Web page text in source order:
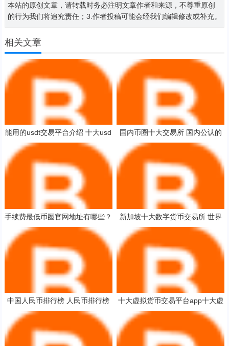
本站的原创文章，请转载时务必注明文章作者和来源，不尊重原创
的行为我们将追究责任；3.作者投稿可能会经我们编辑修改或补充。
相关文章
能用的usdt交易平台介绍 十大usd
t交易所最新名单
国内币圈十大交易所 国内公认的
比特币交易平台
手续费最低币圈官网地址有哪些？
最好使用币圈官网地址榜单一览
新加坡十大数字货币交易所 世界
虚拟币交易所
中国人民币排行榜 人民币排行榜
十大虚拟货币交易平台app十大虚
拟货币交易平台手续费